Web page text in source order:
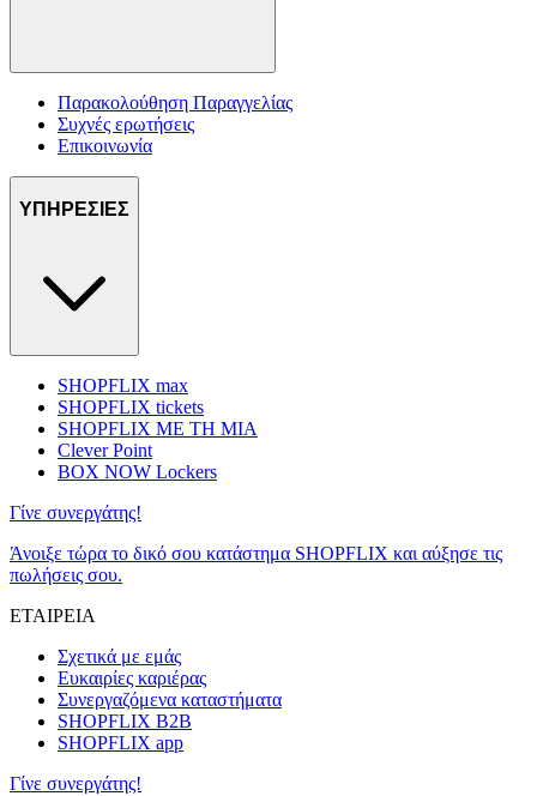
Παρακολούθηση Παραγγελίας
Συχνές ερωτήσεις
Επικοινωνία
ΥΠΗΡΕΣΙΕΣ
SHOPFLIX max
SHOPFLIX tickets
SHOPFLIX ΜΕ ΤΗ ΜΙΑ
Clever Point
BOX NOW Lockers
Γίνε συνεργάτης!
Άνοιξε τώρα το δικό σου κατάστημα SHOPFLIX και αύξησε τις
πωλήσεις σου.
ΕΤΑΙΡΕΙΑ
Σχετικά με εμάς
Ευκαιρίες καριέρας
Συνεργαζόμενα καταστήματα
SHOPFLIX B2B
SHOPFLIX app
Γίνε συνεργάτης!